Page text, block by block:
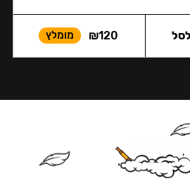
₪120 מומלץ